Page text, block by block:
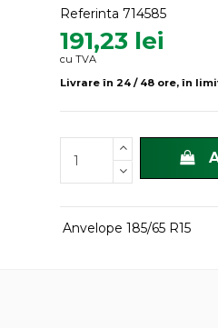
Referinta 714585
191,23 lei
cu TVA
Livrare în 24 / 48 ore, în
Anvelope 185/65 R15